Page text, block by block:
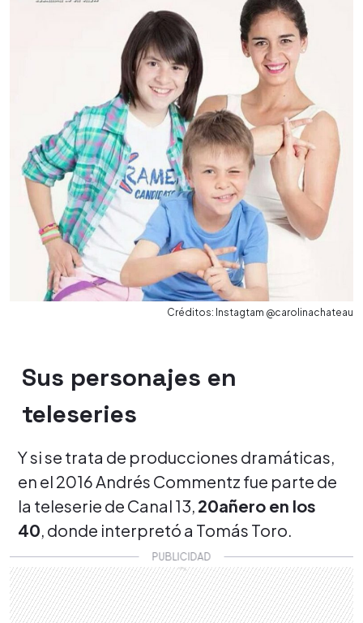
Créditos: Instagtam @carolinachateau
Sus personajes en
teleseries
Y si se trata de producciones dramáticas,
en el 2016 Andrés Commentz fue parte de
la teleserie de Canal 13, 20añero en los
40, donde interpretó a Tomás Toro.